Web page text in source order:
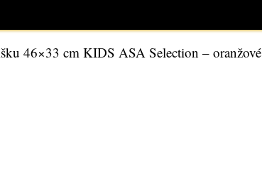
46×33 cm KIDS ASA Selection – oranžové